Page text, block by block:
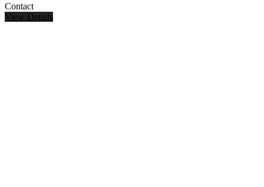
Contact
View Details